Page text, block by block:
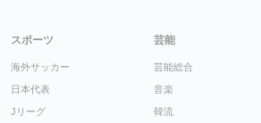
スポーツ
海外サッカー
日本代表
Jリーグ
芸能
芸能総合
音楽
韓流